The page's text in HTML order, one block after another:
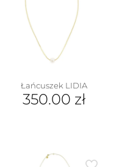
można
wybrać
stronie
Łańcuszek LIDIA
350.00 zł